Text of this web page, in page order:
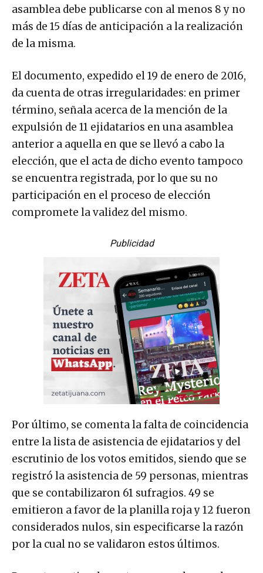
asamblea debe publicarse con al menos 8 y no
más de 15 días de anticipación a la realización
de la misma.
El documento, expedido el 19 de enero de 2016,
da cuenta de otras irregularidades: en primer
término, señala acerca de la mención de la
expulsión de 11 ejidatarios en una asamblea
anterior a aquella en que se llevó a cabo la
elección, que el acta de dicho evento tampoco
se encuentra registrada, por lo que su no
participación en el proceso de elección
compromete la validez del mismo.
Publicidad
Por último, se comenta la falta de coincidencia
entre la lista de asistencia de ejidatarios y del
escrutinio de los votos emitidos, siendo que se
registró la asistencia de 59 personas, mientras
que se contabilizaron 61 sufragios. 49 se
emitieron a favor de la planilla roja y 12 fueron
considerados nulos, sin especificarse la razón
por la cual no se validaron estos últimos.